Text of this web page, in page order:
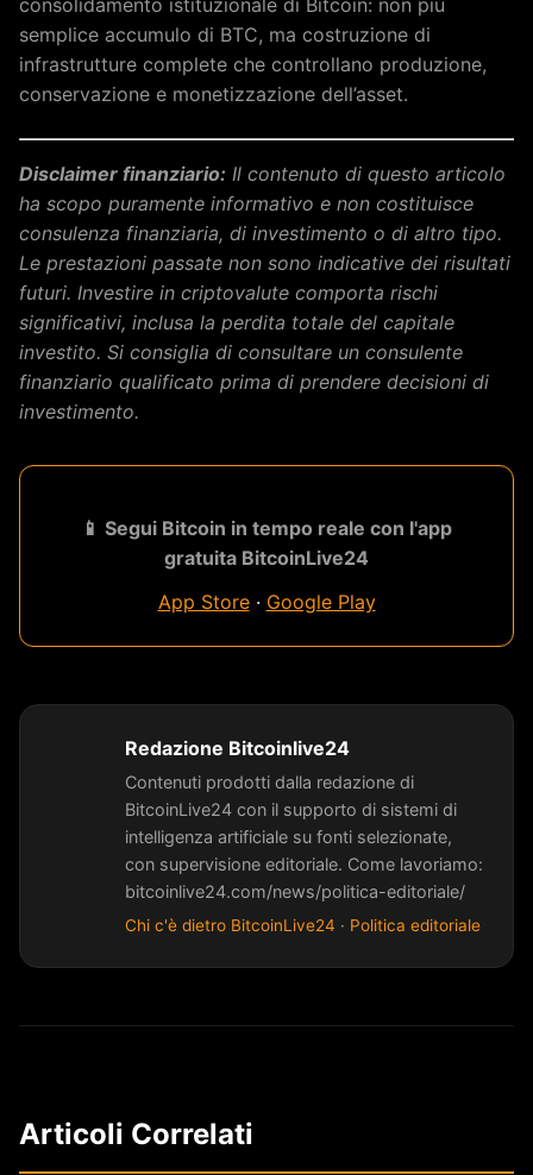
consolidamento istituzionale di Bitcoin: non più
semplice accumulo di BTC, ma costruzione di
infrastrutture complete che controllano produzione,
conservazione e monetizzazione dell’asset.
Disclaimer finanziario: Il contenuto di questo articolo
ha scopo puramente informativo e non costituisce
consulenza finanziaria, di investimento o di altro tipo.
Le prestazioni passate non sono indicative dei risultati
futuri. Investire in criptovalute comporta rischi
significativi, inclusa la perdita totale del capitale
investito. Si consiglia di consultare un consulente
finanziario qualificato prima di prendere decisioni di
investimento.
📱 Segui Bitcoin in tempo reale con l'app
gratuita BitcoinLive24
App Store· Google Play
Redazione Bitcoinlive24
Contenuti prodotti dalla redazione di
BitcoinLive24 con il supporto di sistemi di
intelligenza artificiale su fonti selezionate,
con supervisione editoriale. Come lavoriamo:
bitcoinlive24.com/news/politica-editoriale/
Chi c'è dietro BitcoinLive24 · Politica editoriale
Articoli Correlati